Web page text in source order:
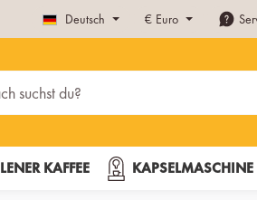
Deutsch € Euro
KAFFEE KAPSELMASCHINE